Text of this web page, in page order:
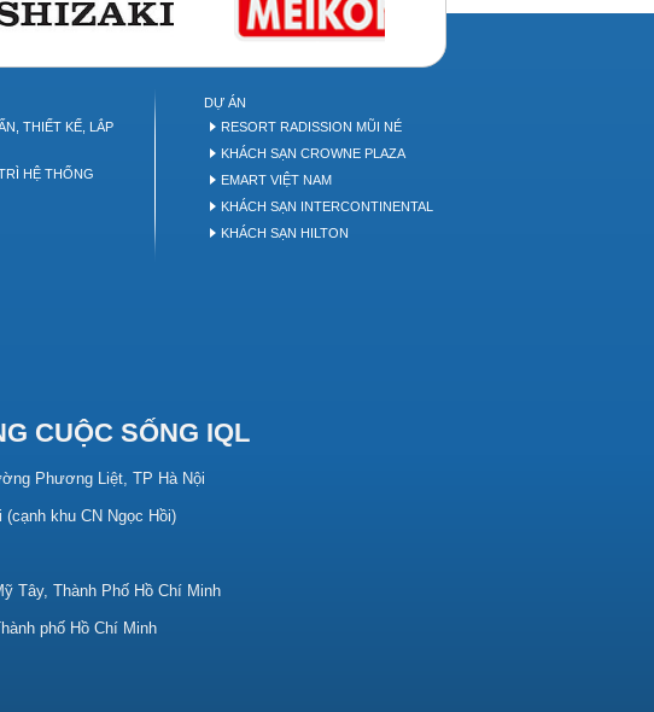
THIẾT KẾ, LẮP
HỆ THỐNG
DỰ ÁN
RESORT RADISSION MŨI NÉ
KHÁCH SẠN CROWNE PLAZA
EMART VIỆT NAM
KHÁCH SẠN INTERCONTINENTAL
KHÁCH SẠN HILTON
CUỘC SỐNG IQL
Phương Liệt, TP Hà Nội
khu CN Ngọc Hồi)
Tây, Thành Phố Hồ Chí Minh
phố Hồ Chí Minh